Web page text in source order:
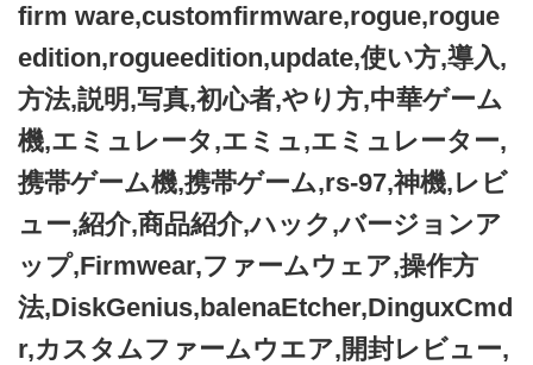
firm ware,customfirmware,rogue,rogue
edition,rogueedition,update,使い方,導入,
方法,説明,写真,初心者,やり方,中華ゲーム
機,エミュレータ,エミュ,エミュレーター,
携帯ゲーム機,携帯ゲーム,rs-97,神機,レビ
ュー,紹介,商品紹介,ハック,バージョンア
ップ,Firmwear,ファームウェア,操作方
法,DiskGenius,balenaEtcher,DinguxCmd
r,カスタムファームウエア,開封レビュー,